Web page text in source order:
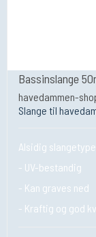
Bassinslange
havedammen-
Slange til
Alsidig
- UV-bestandig
- Kan graves ned
- Kraftig og god